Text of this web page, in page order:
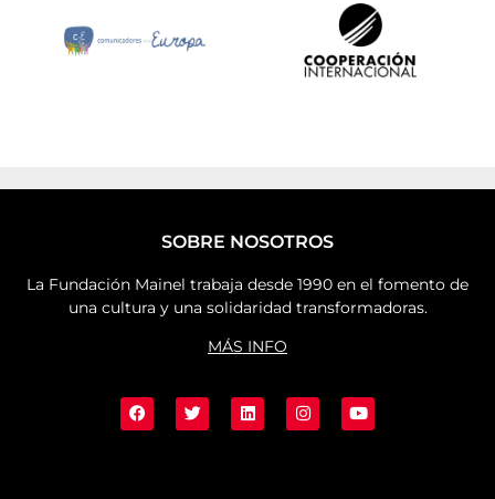
SOBRE NOSOTROS
La Fundación Mainel trabaja desde 1990 en el fomento de
una cultura y una solidaridad transformadoras.
MÁS INFO